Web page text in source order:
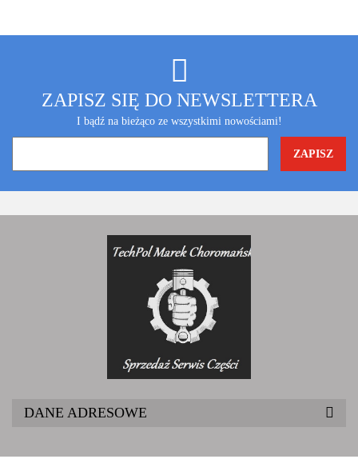
ZAPISZ SIĘ DO NEWSLETTERA
I bądź na bieżąco ze wszystkimi nowościami!
DANE ADRESOWE